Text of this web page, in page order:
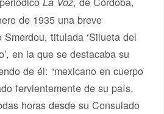
de 1935 una breve
titulada ‘Silueta del
en la que se destacaba su
de él: “mexicano en cuerpo
fervientemente de su país,
horas desde su Consulado